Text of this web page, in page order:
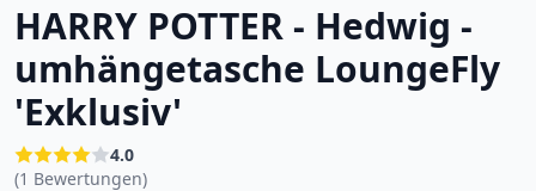
HARRY POTTER - Hedwig -
umhängetasche LoungeFly
'Exklusiv'
4.0
(1 Bewertungen)